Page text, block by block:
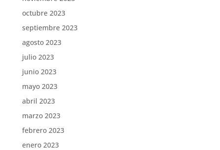
octubre 2023
septiembre 2023
agosto 2023
julio 2023
junio 2023
mayo 2023
abril 2023
marzo 2023
febrero 2023
enero 2023